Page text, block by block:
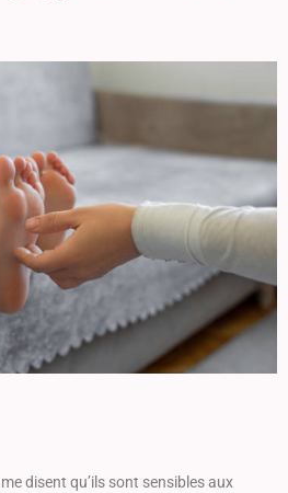
disent qu’ils sont sensibles aux